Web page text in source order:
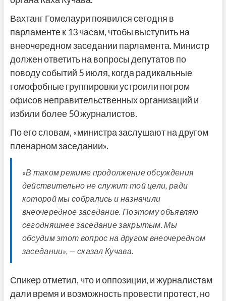
Вахтанг Гомелаури появился сегодня в
парламенте к 13 часам, чтобы выступить на
внеочередном заседании парламента. Министр
должен ответить на вопросы депутатов по
поводу событий 5 июля, когда радикальные
гомофобные группировки устроили погром
офисов неправительственных организаций и
избили более 50 журналистов.
По его словам, «министра заслушают на другом
пленарном заседании».
«В таком режиме продолжение обсуждения
действительно не служит той цели, ради
которой мы собрались и назначили
внеочередное заседание. Поэтому объявляю
сегодняшнее заседание закрытым. Мы
обсудим этот вопрос на другом внеочередном
заседании», — сказал Кучава.
Спикер отметил, что и оппозиции, и журналистам
дали время и возможность провести протест, но